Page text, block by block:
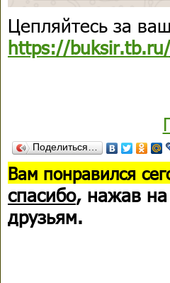
​​​​Цепляйтесь за
https://buksir.tb.ru/
Поделиться…
Вам понравился
спасибо, нажав на
друзьям.